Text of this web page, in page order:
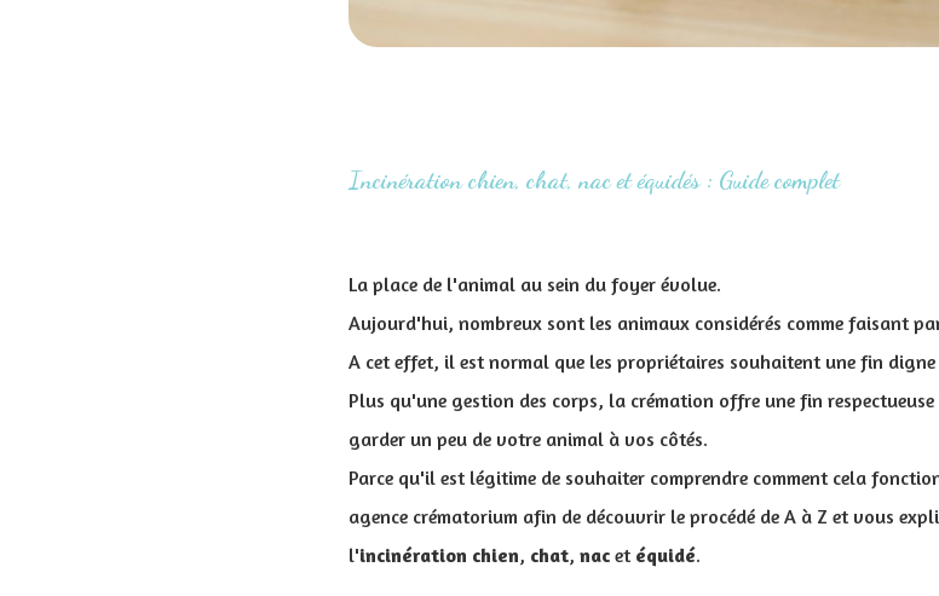
Incinération chien, chat, nac et équidés : Guide complet
La place de l'animal au sein du foyer évolue.
Aujourd'hui, nombreux sont les animaux considérés comme faisant
A cet effet, il est normal que les propriétaires souhaitent une fin
Plus qu'une gestion des corps, la crémation offre une fin
garder un peu de votre animal à vos côtés.
Parce qu'il est légitime de souhaiter comprendre comment cela
agence crématorium afin de découvrir le procédé de A à Z et vous
l'incinération chien, chat, nac et équidé.